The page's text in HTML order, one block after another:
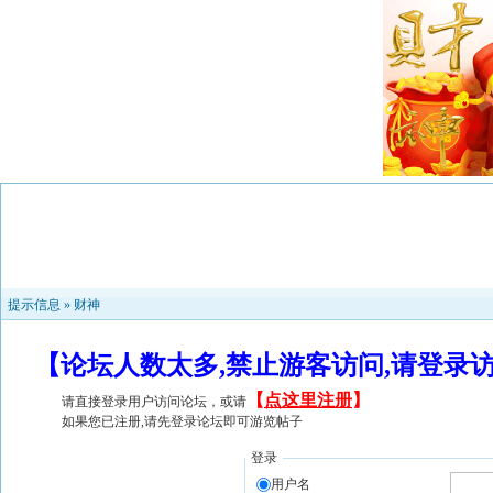
提示信息 » 财神
【论坛人数太多,禁止游客访问,请登
请直接登录用户访问论坛，或请 【 点这里注册】
如果您已注册,请先登录论坛即可游览帖子
登录
用户名